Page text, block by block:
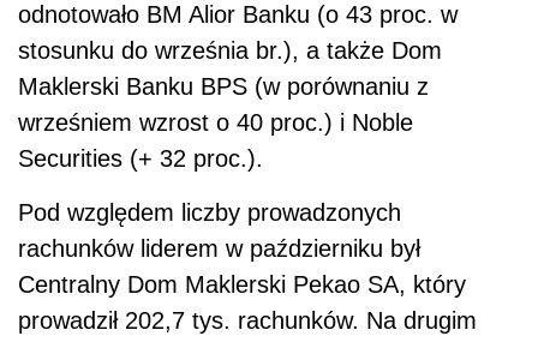
odnotowało BM Alior Banku (o 43 proc. w
stosunku do września br.), a także Dom
Maklerski Banku BPS (w porównaniu z
wrześniem wzrost o 40 proc.) i Noble
Securities (+ 32 proc.).
Pod względem liczby prowadzonych
rachunków liderem w październiku był
Centralny Dom Maklerski Pekao SA, który
prowadził 202,7 tys. rachunków. Na drugim